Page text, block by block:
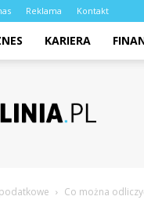
Reklama Kontakt
KARIERA
Co można